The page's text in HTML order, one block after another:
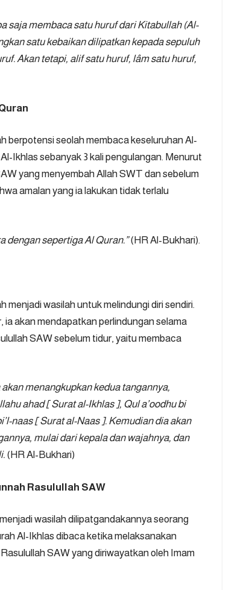
saja membaca satu huruf dari Kitabullah (Al-
satu kebaikan dilipatkan kepada sepuluh
Akan tetapi, alif satu huruf, lâm satu huruf,
berpotensi seolah membaca keseluruhan Al-
Ikhlas sebanyak 3 kali pengulangan. Menurut
yang menyembah Allah SWT dan sebelum
amalan yang ia lakukan tidak terlalu
dengan sepertiga Al Quran.”(HR Al-Bukhari).
wasilah untuk melindungi diri sendiri.
ia akan mendapatkan perlindungan selama
SAW sebelum tidur, yaitu membaca
menangkupkan kedua tangannya,
ahad [ Surat al-Ikhlas ], Qul a’oodhu bi
naas [ Surat al-Naas ]. Kemudian dia akan
mulai dari kepala dan wajahnya, dan
(HR Al-Bukhari)
Rasulullah SAW
wasilah dilipatgandakannya seorang
Al-Ikhlas dibaca ketika melaksanakan
SAW yang diriwayatkan oleh Imam